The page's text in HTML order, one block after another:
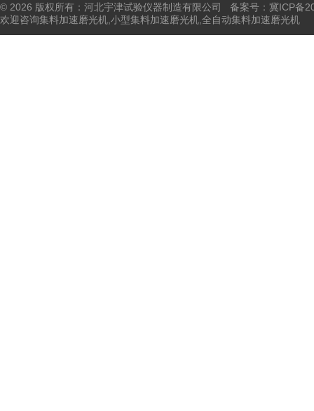
© 2026 版权所有：河北宇津试验仪器制造有限公司 备案号：冀ICP备
欢迎咨询集料加速磨光机,小型集料加速磨光机,全自动集料加速磨光机